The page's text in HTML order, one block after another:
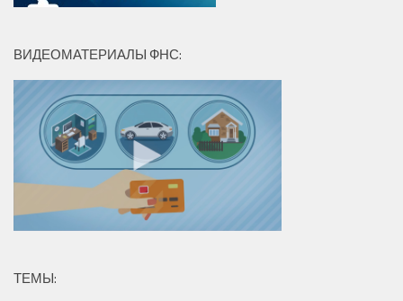
ВИДЕОМАТЕРИАЛЫ ФНС:
ТЕМЫ: